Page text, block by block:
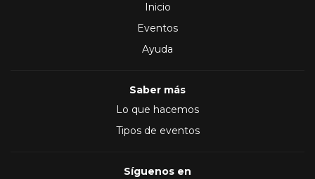
Inicio
Eventos
Ayuda
Saber más
Lo que hacemos
Tipos de eventos
Síguenos en